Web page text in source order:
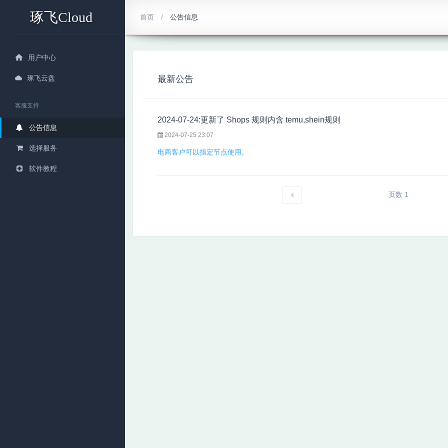
琢飞Cloud
用户中心
琢飞云盘
客服支持
公告信息
选择服务
软件教程
首页 公告信息
最新公告
2024-07-24:更新了 Shops 规则内含 temu,shein规则
2024-07-25 23:07
电商客户可以指定节点使用。
页数 1